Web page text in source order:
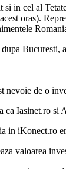
in cel al
oras).
Bucuresti,
nevoie de o
ca Iasinet.ro si
in iKonect.ro
valoarea